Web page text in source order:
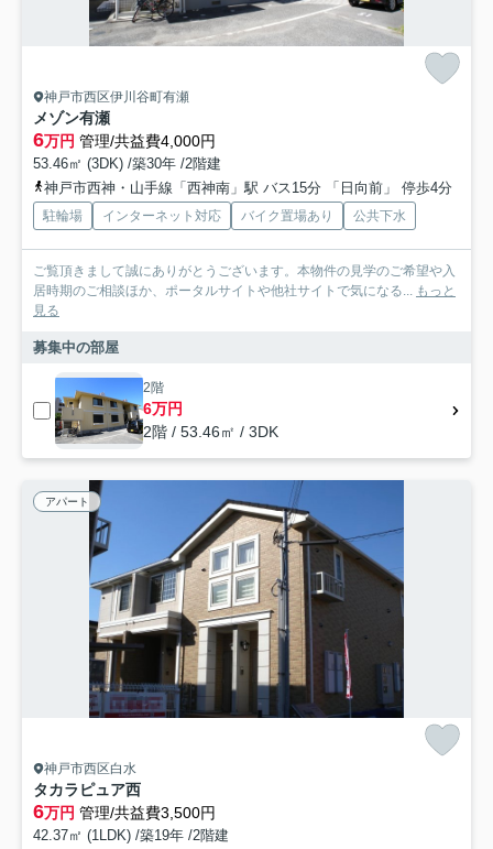
神戸市西区伊川谷町有瀬
メゾン有瀬
6万円 管理/共益費4,000円
53.46㎡ (3DK) /築30年 /2階建
神戸市西神・山手線「西神南」駅 バス15分 「日向前」 停歩4分
駐輪場 インターネット対応 バイク置場あり 公共下水
ご覧頂きまして誠にありがとうございます。本物件の見学のご希望や入
居時期のご相談ほか、ポータルサイトや他社サイトで気になる... もっと
見る
募集中の部屋
2階
6万円
2階 / 53.46㎡ / 3DK
アパート
神戸市西区白水
タカラピュア西
6万円 管理/共益費3,500円
42.37㎡ (1LDK) /築19年 /2階建